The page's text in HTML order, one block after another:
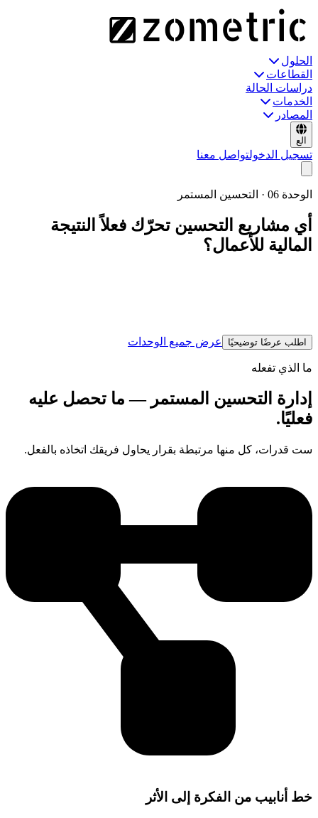
الحلول
القطاعات
دراسات الحالة
الخدمات
المصادر
الع
تسجيل الدخولتواصل معنا
الوحدة 06
· التحسين المستمر
أي مشاريع التحسين تحرّك فعلاً النتيجة
المالية للأعمال؟
اطلب عرضًا توضيحيًا عرض جميع الوحدات
ما الذي تفعله
إدارة التحسين المستمر — ما تحصل عليه
فعليًا.
ست قدرات، كل منها مرتبطة بقرار يحاول فريقك اتخاذه بالفعل.
خط أنابيب من الفكرة إلى الأثر